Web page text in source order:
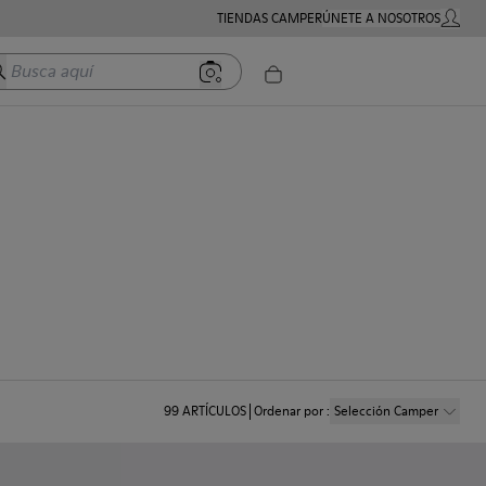
TIENDAS CAMPERÚNETE A NOSOTROSMI
aquí
99ARTÍCULOS Ordenar por: Selección Camper